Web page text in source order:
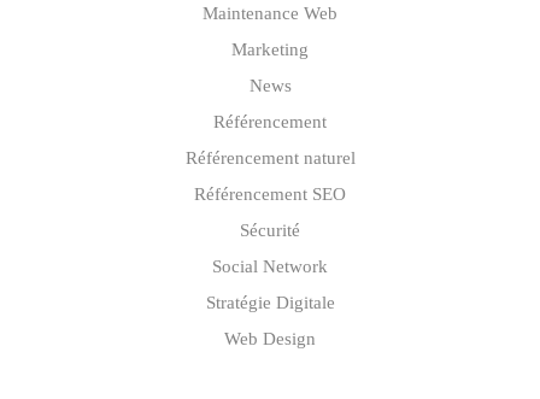
Maintenance Web
Marketing
News
Référencement
Référencement naturel
Référencement SEO
Sécurité
Social Network
Stratégie Digitale
Web Design